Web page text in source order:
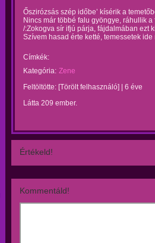
Őszirózsás szép időbe’ kísérik a
Nincs már többé falu gyöngye, ráhullik
/:Zokogva sír ifjú párja, fájdalmában ezt
Szívem hasad érte ketté, temessetek ide
Címkék:
Kategória: Zene
Feltöltötte: [Törölt felhasználó]
6 éve
Látta 209 ember.
Értékeld!
Kommentáld!